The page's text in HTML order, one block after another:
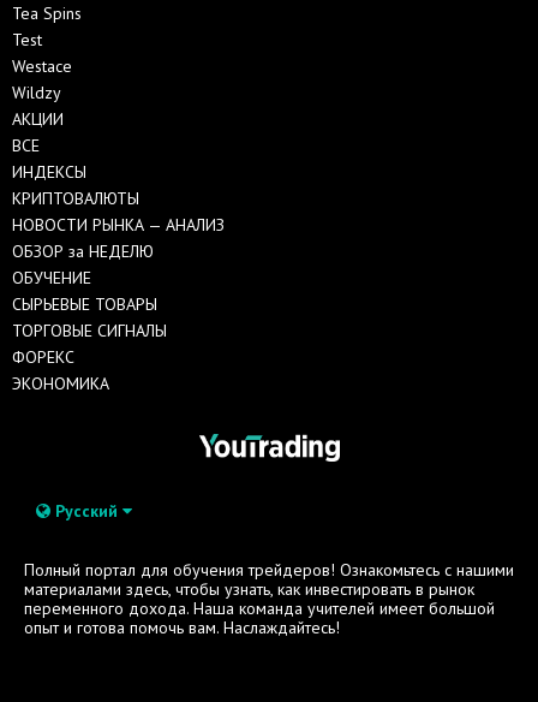
Tea Spins
Test
Westace
Wildzy
АКЦИИ
ВСЕ
ИНДЕКСЫ
КРИПТОВАЛЮТЫ
НОВОСТИ РЫНКА — АНАЛИЗ
ОБЗОР за НЕДЕЛЮ
ОБУЧЕНИЕ
СЫРЬЕВЫЕ ТОВАРЫ
ТОРГОВЫЕ СИГНАЛЫ
ФОРЕКС
ЭКОНОМИКА
Русский
Полный портал для обучения трейдеров! Ознакомьтесь с нашими
материалами здесь, чтобы узнать, как инвестировать в рынок
переменного дохода. Наша команда учителей имеет большой
опыт и готова помочь вам. Наслаждайтесь!